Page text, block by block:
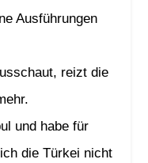
Ausführungen
reizt die
und habe für
die Türkei nicht